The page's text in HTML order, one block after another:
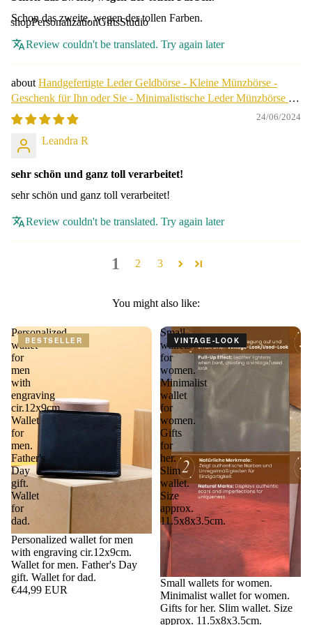
shopPersonalizationGiftsStudio
Schon das zweite, wegen der tollen Farben.
Review couldn't be translated. Try again later
Handgefertigte Leder Geldbörse - Kleine Münzbörse -
Geschenk für Ihn oder Sie - Minimalistische Leder Münzbörse -
Geburtstagsgeschenk.
24/06/2024
Leandra R
sehr schön und ganz toll verarbeitet!
sehr schön und ganz toll verarbeitet!
Review couldn't be translated. Try again later
1 2 3
You might also like:
Personalized
wallet
for
men
with
engraving
cir.12x9cm.
Wallet
for
men.
Father's
Day
gift.
Wallet
for
dad.
BESTSELLER
Personalized wallet for men
with engraving cir.12x9cm.
Wallet for men. Father's Day
gift. Wallet for dad.
€44,99 EUR
Small
wallets
for
women.
Minimalist
wallet
for
women.
Gifts
for
her.
Slim
wallet.
Size
approx.
11.5x8x3.5cm.
VINTAGE-LOOK
Small wallets for women.
Minimalist wallet for women.
Gifts for her. Slim wallet. Size
approx. 11.5x8x3.5cm.